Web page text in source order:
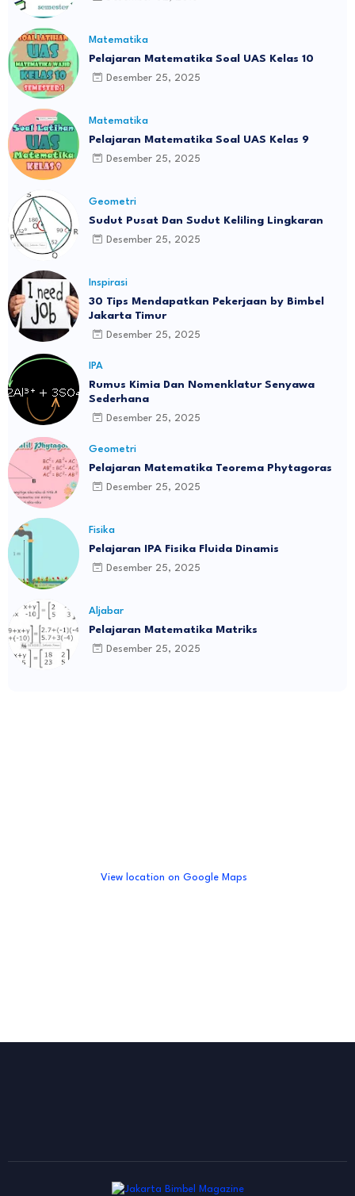
Matematika
Pelajaran Matematika Soal UAS Kelas 10
Desember 25, 2025
Matematika
Pelajaran Matematika Soal UAS Kelas 9
Desember 25, 2025
Geometri
Sudut Pusat Dan Sudut Keliling Lingkaran
Desember 25, 2025
Inspirasi
30 Tips Mendapatkan Pekerjaan by Bimbel
Jakarta Timur
Desember 25, 2025
IPA
Rumus Kimia Dan Nomenklatur Senyawa
Sederhana
Desember 25, 2025
Geometri
Pelajaran Matematika Teorema Phytagoras
Desember 25, 2025
Fisika
Pelajaran IPA Fisika Fluida Dinamis
Desember 25, 2025
Aljabar
Pelajaran Matematika Matriks
Desember 25, 2025
View location on Google Maps